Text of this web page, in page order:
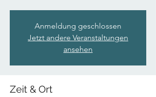
Anmeldung geschlossen
Jetzt andere Veranstaltungen
ansehen
Zeit & Ort